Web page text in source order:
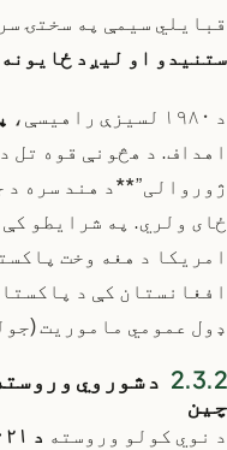
قبایلي سیمې په سختۍ
ستنیدو او لیږد ځایونه
د ۱۹۸۰ لسیزې راهیسې،
اهداف. د هڅونې قوه تل
ژوروالی”**د هند سره د
ځای ولري. په شرایطو کې
امریکا د هغه وخت
افغانستان کې د
ډول عمومي ماموریت
د شوروي
چین
د نوي کولو وروسته